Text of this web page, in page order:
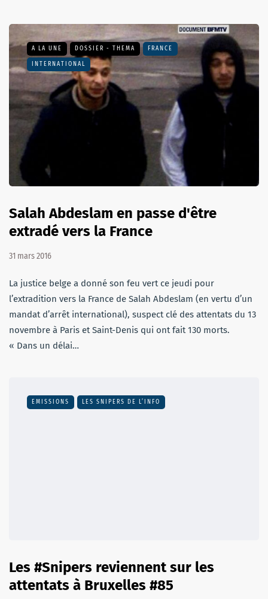
A LA UNE DOSSIER - THEMA FRANCE
INTERNATIONAL
Salah Abdeslam en passe d'être
extradé vers la France
31 mars 2016
La justice belge a donné son feu vert ce jeudi pour
l’extradition vers la France de Salah Abdeslam (en vertu d’un
mandat d’arrêt international), suspect clé des attentats du 13
novembre à Paris et Saint-Denis qui ont fait 130 morts.
« Dans un délai…
EMISSIONS LES SNIPERS DE L’INFO
Les #Snipers reviennent sur les
attentats à Bruxelles #85